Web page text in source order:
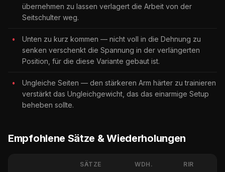
übernehmen zu lassen verlagert die Arbeit von der
Seitschulter weg.
Unten zu kurz kommen — nicht voll in die Dehnung zu
senken verschenkt die Spannung in der verlängerten
Position, für die diese Variante gebaut ist.
Ungleiche Seiten — den stärkeren Arm härter zu trainieren
verstärkt das Ungleichgewicht, das das einarmige Setup
beheben sollte.
Empfohlene Sätze & Wiederholungen
SÄTZE WDH. RIR